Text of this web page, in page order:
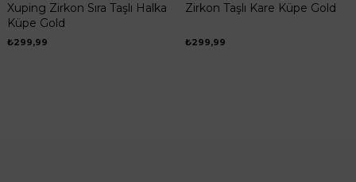
Xuping Zirkon Sıra Taşlı Halka
Küpe Gold
₺299,99
Zirkon Taşlı Kare Küpe Gold
₺299,99